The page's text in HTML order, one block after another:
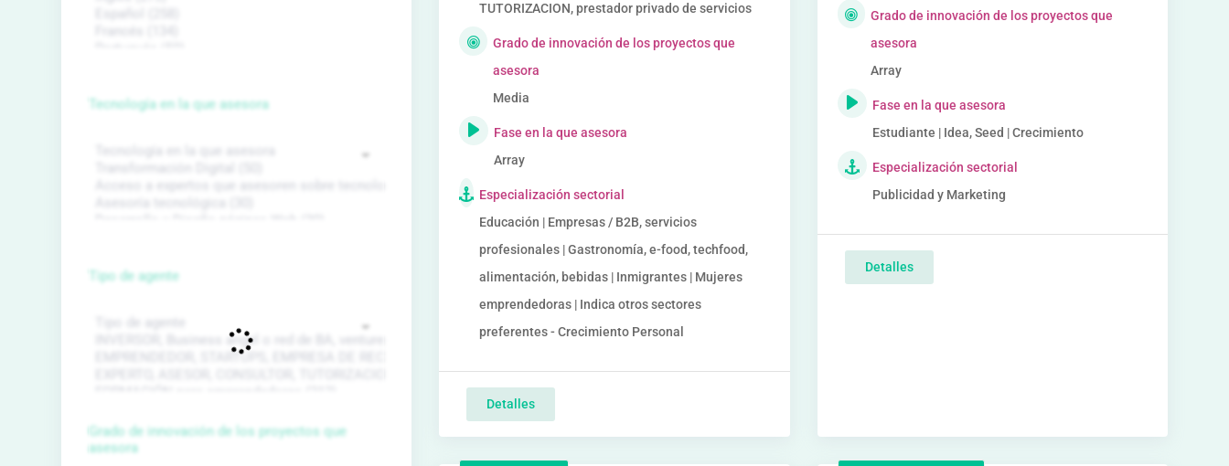
TUTORIZACION, prestador privado de servicios
Grado de innovación de los proyectos que
asesora
Media
Fase en la que asesora
Array
Especialización sectorial
Educación | Empresas / B2B, servicios
profesionales | Gastronomía, e-food, techfood,
alimentación, bebidas | Inmigrantes | Mujeres
emprendedoras | Indica otros sectores
preferentes - Crecimiento Personal
Detalles
Grado de innovación de los proyectos que
asesora
Array
Fase en la que asesora
Estudiante | Idea, Seed | Crecimiento
Especialización sectorial
Publicidad y Marketing
Detalles
Tecnología en la que asesora
Tipo de agente
Grado de innovación de los proyectos que
asesora